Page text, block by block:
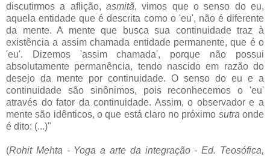
discutirmos a aflição, asmitã, vimos que o senso do eu,
aquela entidade que é descrita como o 'eu', não é diferente
da mente. A mente que busca sua continuidade traz à
existência a assim chamada entidade permanente, que é o
'eu'. Dizemos 'assim chamada', porque não possui
absolutamente permanência, tendo nascido em razão do
desejo da mente por continuidade. O senso do eu e a
continuidade são sinônimos, pois reconhecemos o 'eu'
através do fator da continuidade. Assim, o observador e a
mente são idênticos, o que está claro no próximo sutra onde
é dito: (...)"
(Rohit Mehta - Yoga a arte da integração - Ed. Teosófica,